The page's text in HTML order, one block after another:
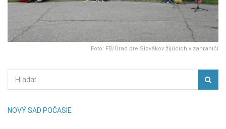
Foto: FB/Úrad pre Slovákov žijúcich v zahraničí
NOVÝ SAD POČASIE